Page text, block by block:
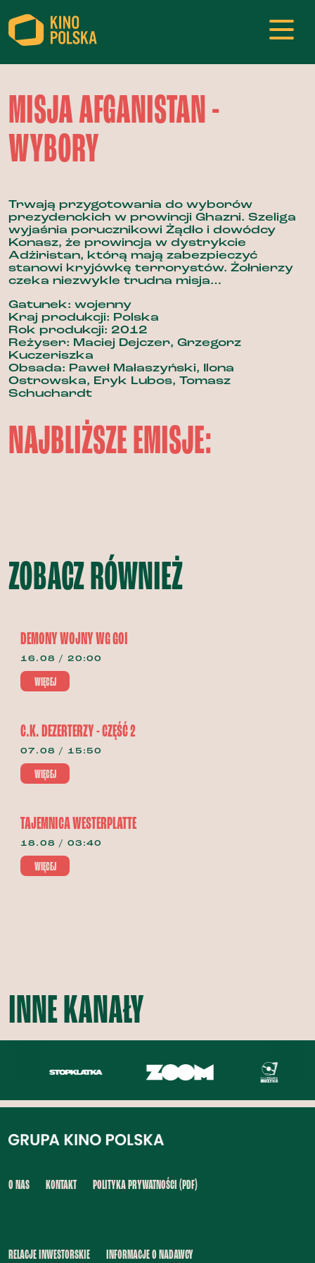
MISJA AFGANISTAN -
WYBORY
Trwają przygotowania do wyborów
prezydenckich w prowincji Ghazni. Szeliga
wyjaśnia porucznikowi Żądło i dowódcy
Konasz, że prowincja w dystrykcie
Adżiristan, którą mają zabezpieczyć
stanowi kryjówkę terrorystów. Żołnierzy
czeka niezwykle trudna misja…
Gatunek: wojenny
Kraj produkcji: Polska
Rok produkcji: 2012
Reżyser: Maciej Dejczer, Grzegorz
Kuczeriszka
Obsada: Paweł Małaszyński, Ilona
Ostrowska, Eryk Lubos, Tomasz
Schuchardt
NAJBLIŻSZE EMISJE:
ZOBACZ RÓWNIEŻ
DEMONY WOJNY WG GOI
16.08 / 20:00
WIĘCEJ
C.K. DEZERTERZY - CZĘŚĆ 2
07.08 / 15:50
WIĘCEJ
TAJEMNICA WESTERPLATTE
18.08 / 03:40
WIĘCEJ
INNE KANAŁY
O NAS KONTAKT POLITYKA PRYWATNOŚCI (PDF)
RELACJE INWESTORSKIE INFORMACJE O NADAWCY